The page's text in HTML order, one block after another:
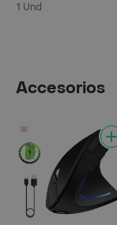
1 Und
Accesorios